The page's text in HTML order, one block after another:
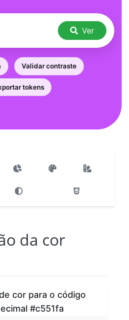
Ver
Validar contraste
tokens
da cor